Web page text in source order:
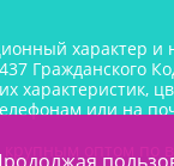
характер и
Гражданского
характеристик,
или на
оптом по